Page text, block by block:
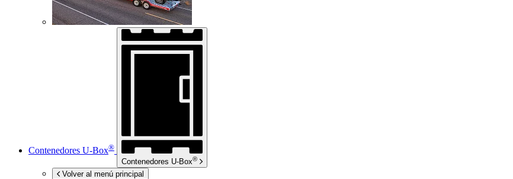
Contenedores U-Box®
Contenedores U-Box®
Volver al menú principal